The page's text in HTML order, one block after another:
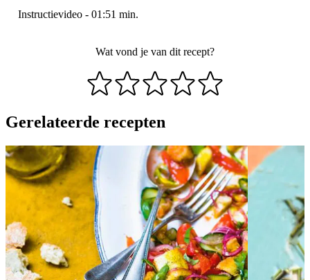
Instructievideo - 01:51 min.
Wat vond je van dit recept?
Gerelateerde recepten